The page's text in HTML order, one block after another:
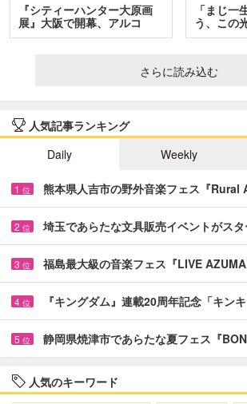
『シティーハンター大原画
展』大阪で開幕、アルコ
＆…
「まじ一
う、この
と…
さらに読み込む
人気記事ランキング
Daily
Weekly
1 位 熊本県人吉市の野外音楽フェス『
2 位 埼玉であらたな文具販売イベントがス
3 位 福島最大級の音楽フェス『LIVE
4 位 『キングダム』連載20周年記念「キン
5 位 静岡県焼津市であらたな夏フェス『
人気のキーワード